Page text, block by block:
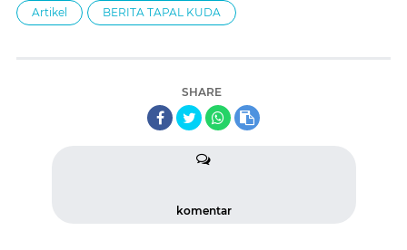
Artikel BERITA TAPAL KUDA
SHARE
komentar